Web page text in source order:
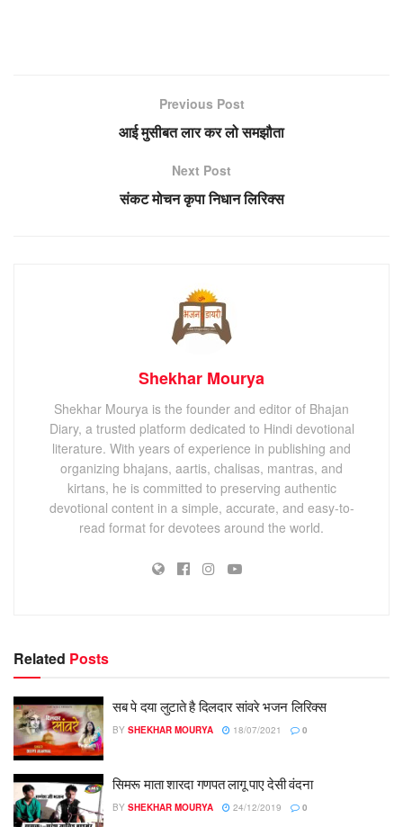
Previous Post
आई मुसीबत लार कर लो समझौता
Next Post
संकट मोचन कृपा निधान लिरिक्स
Shekhar Mourya
Shekhar Mourya is the founder and editor of Bhajan
Diary, a trusted platform dedicated to Hindi devotional
literature. With years of experience in publishing and
organizing bhajans, aartis, chalisas, mantras, and
kirtans, he is committed to preserving authentic
devotional content in a simple, accurate, and easy-to-
read format for devotees around the world.
Related Posts
सब पे दया लुटाते है दिलदार सांवरे भजन लिरिक्स
BY SHEKHAR MOURYA 18/07/2021 0
सिमरू माता शारदा गणपत लागू पाए देसी वंदना
BY SHEKHAR MOURYA 24/12/2019 0